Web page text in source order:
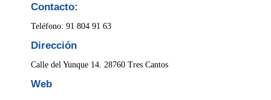
Contacto:
Teléfono: 91 804 91 63
Dirección
Calle del Yunque 14. 28760 Tres Cantos
Web